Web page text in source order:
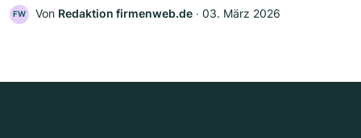
FW Von Redaktion firmenweb.de ‧ 03. März 2026